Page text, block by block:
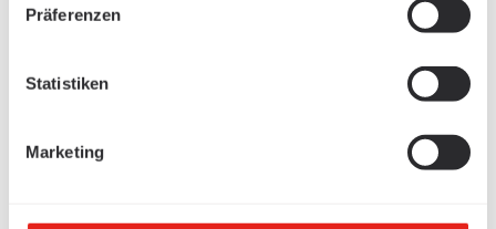
Präferenzen
Statistiken
Marketing